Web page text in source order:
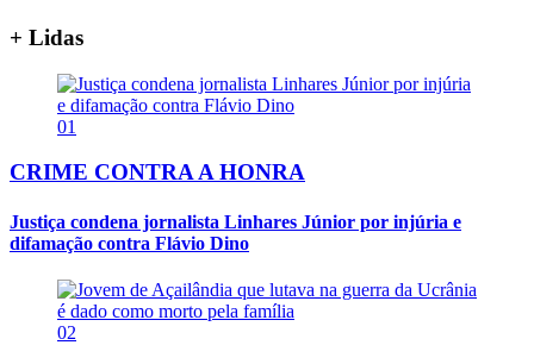
+ Lidas
01
CRIME CONTRA A HONRA
Justiça condena jornalista Linhares Júnior por injúria e
difamação contra Flávio Dino
02